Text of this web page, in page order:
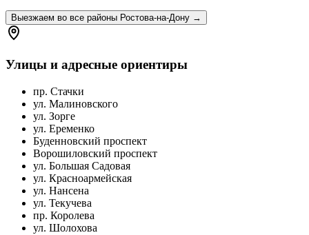
Выезжаем во все районы Ростова-на-Дону →
Улицы и адресные ориентиры
пр. Стачки
ул. Малиновского
ул. Зорге
ул. Еременко
Буденновский проспект
Ворошиловский проспект
ул. Большая Садовая
ул. Красноармейская
ул. Нансена
ул. Текучева
пр. Королева
ул. Шолохова